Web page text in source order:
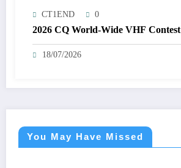
CT1END 0
2026 CQ World-Wide VHF Contest
18/07/2026
You May Have Missed